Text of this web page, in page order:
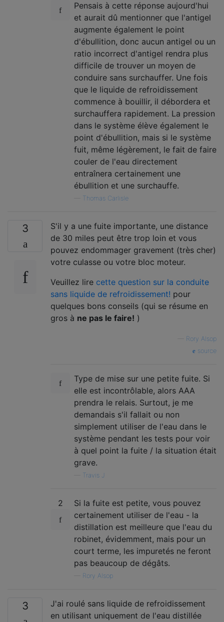
Pensais à cette réponse aujourd'hui
et aurait dû mentionner que l'antigel
augmente également le point
d'ébullition, donc aucun antigel ou un
ratio incorrect d'antigel rendra plus
difficile de trouver un moyen de
conduire sans surchauffer. Une fois
que le liquide de refroidissement
commence à bouillir, il débordera et
surchauffera rapidement. La pression
dans le système élève également le
point d'ébullition, mais si le système
fuit, même légèrement, le fait de faire
couler de l'eau directement
entraînera certainement une
ébullition et une surchauffe.
Thomas Carlisle
3
S'il y a une fuite importante, une distance
de 30 miles peut être trop loin et vous
pouvez endommager gravement (très cher)
votre culasse ou votre bloc moteur.
Veuillez lire cette question sur la conduite
sans liquide de refroidissement! pour
quelques bons conseils (qui se résume en
gros à ne pas le faire! )
Rory Alsop
source
Type de mise sur une petite fuite. Si
elle est incontrôlable, alors AAA
prendra le relais. Surtout, je me
demandais s'il fallait ou non
simplement utiliser de l'eau dans le
système pendant les tests pour voir
à quel point la fuite / la situation était
grave.
Travis J
2
Si la fuite est petite, vous pouvez
certainement utiliser de l'eau - la
distillation est meilleure que l'eau du
robinet, évidemment, mais pour un
court terme, les impuretés ne feront
pas beaucoup de dégâts.
Rory Alsop
3
J'ai roulé sans liquide de refroidissement
en utilisant uniquement de l'eau distillée